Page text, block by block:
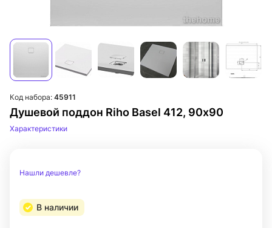
Душевой поддон Riho Basel 412, 90х90
Код набора: 45911
Характеристики
Нашли дешевле?
В наличии